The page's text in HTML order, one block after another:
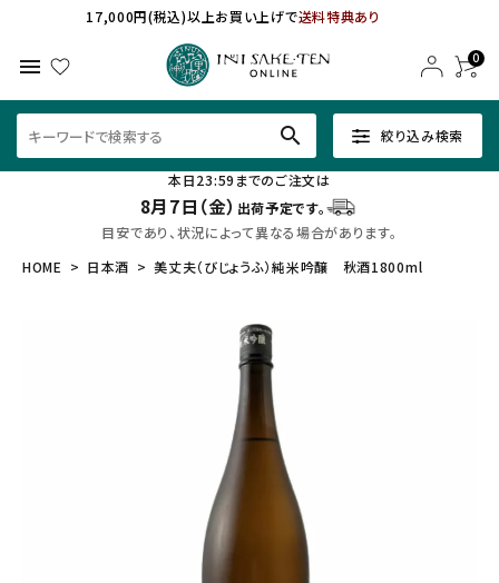
17,000円(税込)以上お買い上げで送料特典あり
menu 0
絞り込み検索
search
本日23:59までのご注文は
8月7日（金） 出荷予定です。
目安であり、状況によって異なる場合があります。
HOME
日本酒 美丈夫（びじょうふ）純米吟醸 秋酒1800ml